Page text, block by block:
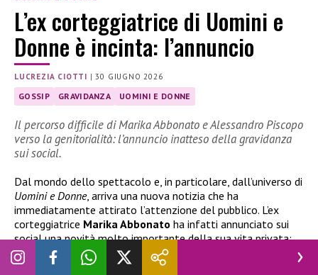
L’ex corteggiatrice di Uomini e
Donne è incinta: l’annuncio
LUCREZIA CIOTTI |30 GIUGNO 2026
GOSSIP GRAVIDANZA UOMINI E DONNE
Il percorso difficile di Marika Abbonato e Alessandro Piscopo
verso la genitorialità: l’annuncio inatteso della gravidanza
sui social.
Dal mondo dello spettacolo e, in particolare, dall’universo di
Uomini e Donne, arriva una nuova notizia che ha
immediatamente attirato l’attenzione del pubblico. L’ex
corteggiatrice Marika Abbonato ha infatti annunciato sui
social una novità molto importante della sua vita privata:
l’attesa del primo figlio insieme al compagno
Piscopo. Un momento condiviso con i fan attraverso